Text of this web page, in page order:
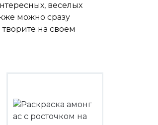
веселых
можно сразу
на своем